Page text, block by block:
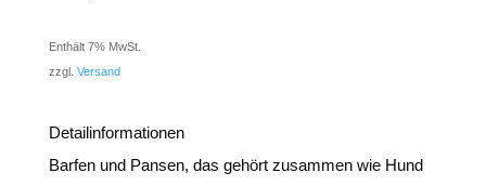
Enthält 7% MwSt.
zzgl. Versand
Detailinformationen
Barfen und Pansen, das gehört zusammen wie Hund